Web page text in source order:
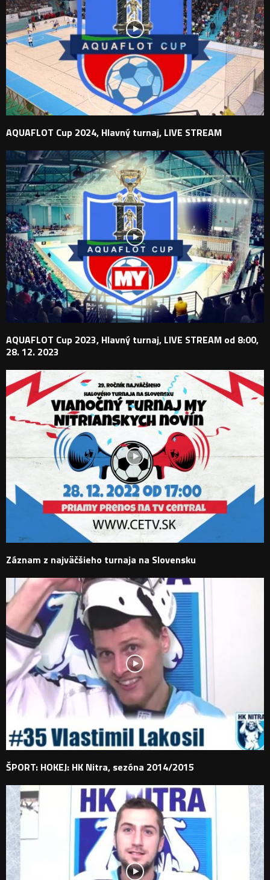
AQUAFLOT Cup 2024, Hlavný turnaj, LIVE STREAM
AQUAFLOT Cup 2023, Hlavný turnaj, LIVE STREAM od 8:00,
28. 12. 2023
Záznam z najväčšieho turnaja na Slovensku
ŠPORT: HOKEJ: HK Nitra, sezóna 2014/2015